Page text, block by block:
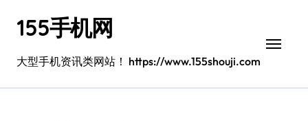
155手机网
大型手机资讯类网站！ https://www.155shouji.com